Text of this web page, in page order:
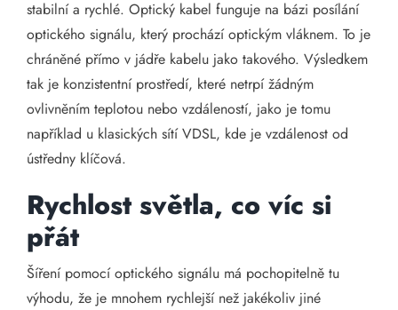
stabilní a rychlé. Optický kabel funguje na bázi posílání
optického signálu, který prochází optickým vláknem. To je
chráněné přímo v jádře kabelu jako takového. Výsledkem
tak je konzistentní prostředí, které netrpí žádným
ovlivněním teplotou nebo vzdáleností, jako je tomu
například u klasických sítí VDSL, kde je vzdálenost od
ústředny klíčová.
Rychlost světla, co víc si
přát
Šíření pomocí optického signálu má pochopitelně tu
výhodu, že je mnohem rychlejší než jakékoliv jiné